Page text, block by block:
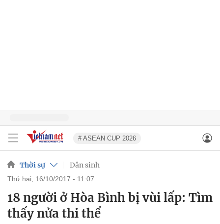
# ASEAN CUP 2026
Thời sự Dân sinh
thứ hai, 16/10/2017 - 11:07
18 người ở Hòa Bình bị vùi lấp: Tìm
thấy nửa thi thể